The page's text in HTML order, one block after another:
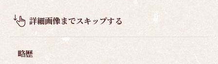
概
要
詳細画像までスキップする
略歴